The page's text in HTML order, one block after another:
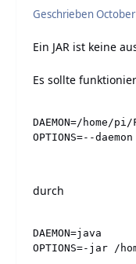
Geschrieben
Ein JAR ist keine
Es sollte
DAEMON=/home/
OPTIONS=--daemon
durch
DAEMON=java
OPTIONS=-jar /